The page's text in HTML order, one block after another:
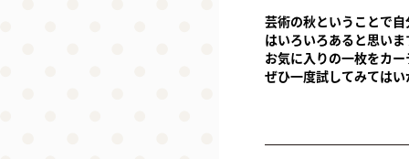
芸術の秋ということで
はいろいろあると思い
お気に入りの一枚をカ
ぜひ一度試してみては